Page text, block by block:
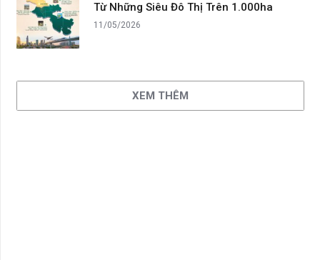
Từ Những Siêu Đô Thị Trên 1.000ha
11/05/2026
XEM THÊM